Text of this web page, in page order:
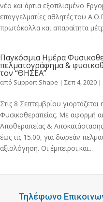
νέο και άρτια εξοπλισμένο
επαγγελματίες αθλητές του
πρωτόκολλα και απαραίτητα
Παγκόσμια Ημέρα
πελματογράφημα &
τον “ΘΗΣΕΑ”
από Support Shape | Σεπ 4, 2020 |
Στις 8 Σεπτεμβρίου
Φυσικοθεραπείας. Με αφορμή
Αποθεραπείας &
έως τις 15.00, για δωρεάν
αξιολόγηση. Οι έμπειροι και...
Τηλέφωνο